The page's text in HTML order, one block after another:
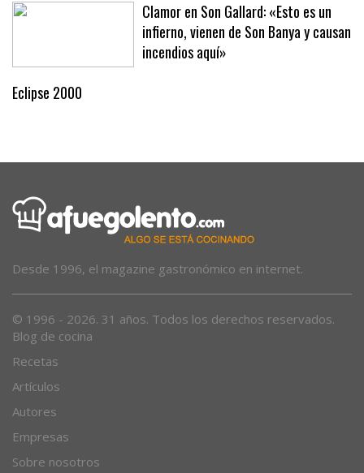
Clamor en Son Gallard: «Esto es un
infierno, vienen de Son Banya y causan
incendios aquí»
Eclipse 2000
Desde 1996, el magazine gastronómico en internet.
© 1996 - 2026. 31 años. Todos los derechos reservados.
Blog de cocina
Recetas
Artículos
Autores
Empresas
Sobre nosotros